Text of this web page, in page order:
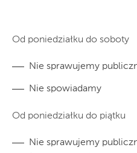
Od poniedziałku do soboty
Nie sprawujemy
Nie spowiadamy
Od poniedziałku do piątku
Nie sprawujemy